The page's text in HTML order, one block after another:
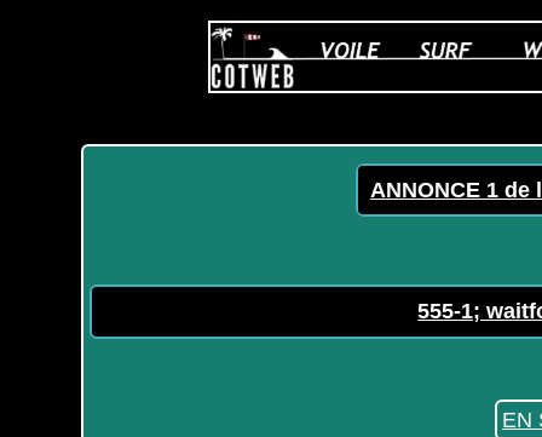
ANNONCE 1
555-1;
EN